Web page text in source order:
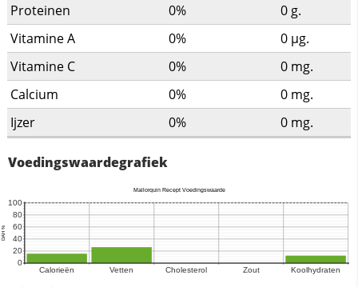
Proteinen 0% 0 g.
Vitamine A
0% 0 µg.
Vitamine C
0% 0 mg.
Calcium
0% 0 mg.
Ijzer
0% 0 mg.
Voedingswaardegrafiek